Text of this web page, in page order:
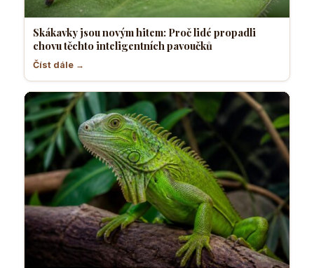
Skákavky jsou novým hitem: Proč lidé propadli
chovu těchto inteligentních pavoučků
Číst dále →